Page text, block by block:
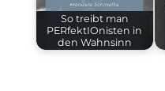
So treibt man
PERfektIOnisten in
den Wahnsinn